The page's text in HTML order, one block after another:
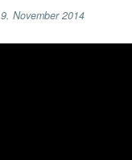
9. November 2014